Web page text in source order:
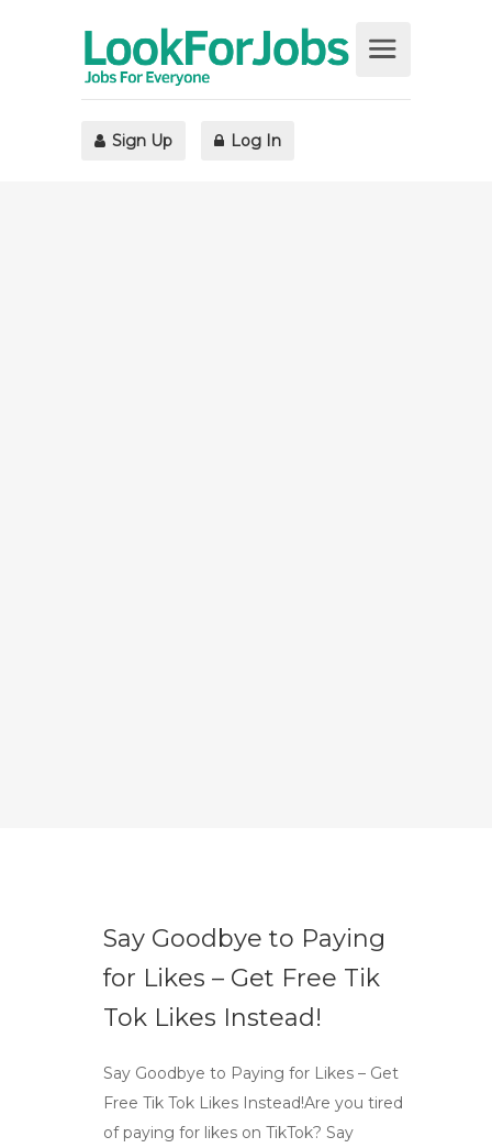
Sign Up Log In
Say Goodbye to Paying
for Likes – Get Free Tik
Tok Likes Instead!
Say Goodbye to Paying for Likes – Get
Free Tik Tok Likes Instead!Are you tired
of paying for likes on TikTok? Say